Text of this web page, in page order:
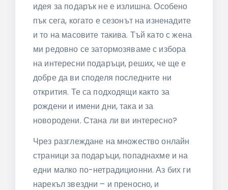
идея за подарък не е излишна. Особено
пък сега, когато е сезонът на изненадите
и то на масовите такива. Тъй като с жена
ми редовно се затормозяваме с избора
на интересни подаръци, реших, че ще е
добре да ви споделя последните ни
открития. Те са подходящи както за
рождени и имени дни, така и за
новородени. Стана ли ви интересно?
Чрез разглеждане на множество онлайн
страници за подаръци, попаднахме и на
едни малко по-нетрадиционни. Аз бих ги
нарекъл звездни – и преносно, и